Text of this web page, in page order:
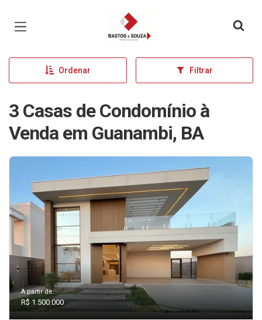
Página inicial
Ordenar Filtrar
3 Casas de Condomínio à
Venda em Guanambi, BA
A partir de:
R$ 1.500.000